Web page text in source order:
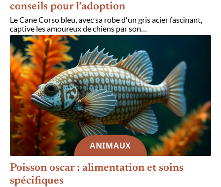
conseils pour l’adoption
Le Cane Corso bleu, avec sa robe d'un gris acier fascinant,
captive les amoureux de chiens par son
ANIMAUX
Poisson oscar : alimentation et soins
spécifiques